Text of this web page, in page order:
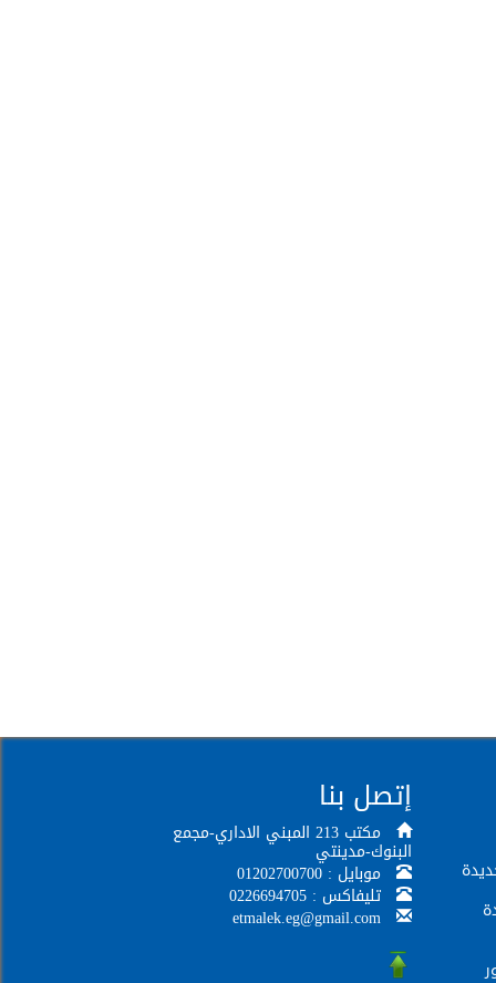
إتصل بنا
مكتب 213 المبني الاداري-مجمع
البنوك-مدينتي
موبايل : 01202700700
تليفاكس : 0226694705
etmalek.eg@gmail.com